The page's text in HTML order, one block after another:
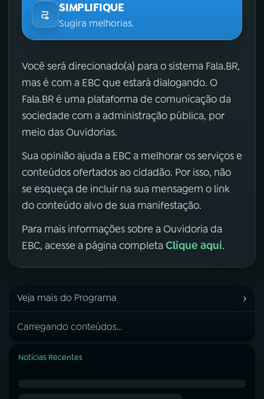
SIMPLIFIQUE
Sugira melhorias.
Você será direcionado(a) para o sistema Fala.BR,
mas é com a EBC que estará dialogando. O
Fala.BR é uma plataforma de comunicação da
sociedade com a administração pública, por
meio das Ouvidorias.
Sua opinião ajuda a EBC a melhorar os serviços e
conteúdos ofertados ao cidadão. Por isso, não
se esqueça de incluir na sua mensagem o link
do conteúdo alvo de sua manifestação.
Para mais informações sobre a Ouvidoria da
EBC, acesse a página completa Clique aqui.
Veja mais do Programa ›
Carregando conteúdos...
Notícias Recentes